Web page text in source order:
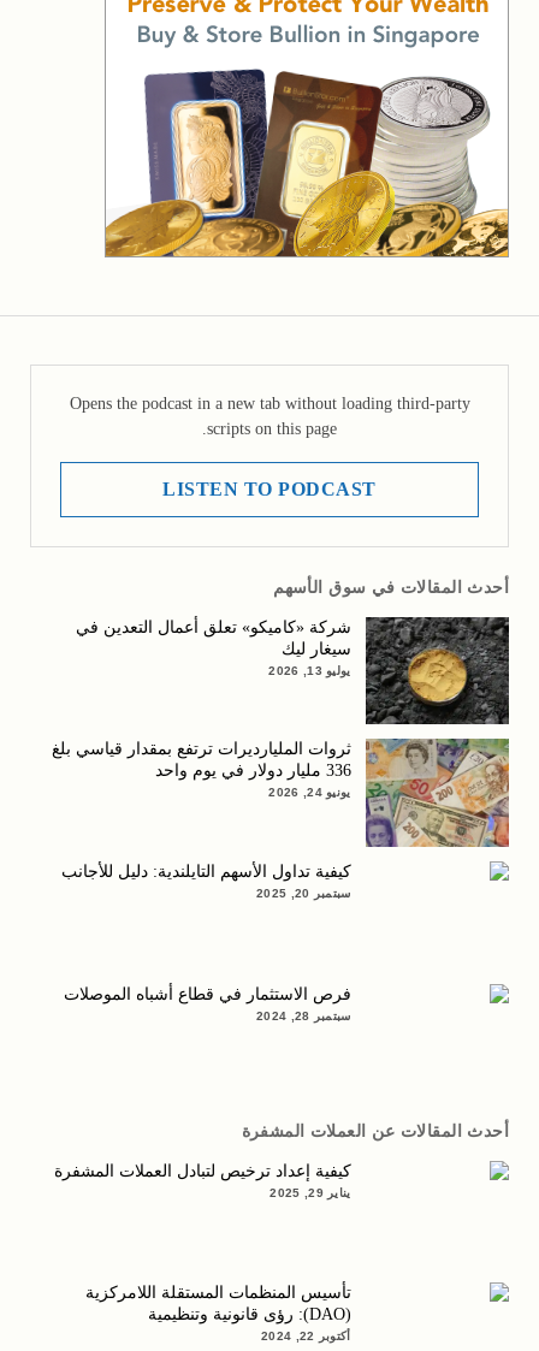
Opens the podcast in a new tab without loading third-party
scripts on this page.
LISTEN TO PODCAST
أحدث المقالات في سوق الأسهم
شركة «كاميكو» تعلق أعمال التعدين في
سيغار ليك
يوليو 13, 2026
ثروات المليارديرات ترتفع بمقدار قياسي بلغ
336 مليار دولار في يوم واحد
يونيو 24, 2026
كيفية تداول الأسهم التايلندية: دليل للأجانب
سبتمبر 20, 2025
فرص الاستثمار في قطاع أشباه الموصلات
سبتمبر 28, 2024
أحدث المقالات عن العملات المشفرة
كيفية إعداد ترخيص لتبادل العملات المشفرة
يناير 29, 2025
تأسيس المنظمات المستقلة اللامركزية
(DAO): رؤى قانونية وتنظيمية
أكتوبر 22, 2024